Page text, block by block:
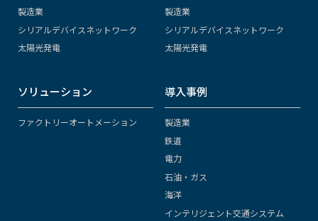
製造業
シリアルデバイスネットワーク
太陽光発電
製造業
シリアルデバイスネットワーク
太陽光発電
ソリューション
ファクトリーオートメーション
導入事例
製造業
鉄道
電力
石油・ガス
海洋
インテリジェント交通システム